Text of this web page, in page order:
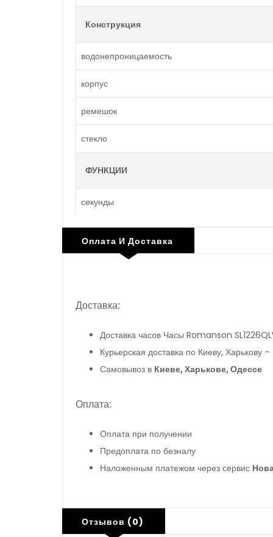
Конструкция
водонепроницаемость
корпус
ремешок
стекло
ФУНКЦИИ
секунды
Оплата И Доставка
Доставка:
Доставка часов Часы Romanson
Курьерская доставка по Киеву, Харькову –
Самовывоз в Киеве, Харькове, Одессе
Оплата:
Оплата при получении
Предоплата по безналу
Наложенным платежом через сервис
Отзывов (0)